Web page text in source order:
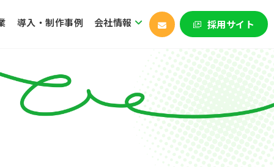
導入・制作事例 会社情報 採用サイト